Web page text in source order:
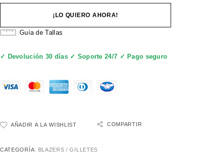
¡LO QUIERO AHORA!
Guía de Tallas
✓ Devolución 30 días ✓ Soporte 24/7 ✓ Pago seguro
AÑADIR A LA WISHLIST COMPARTIR
CATEGORÍA: BLAZERS / GILLETES